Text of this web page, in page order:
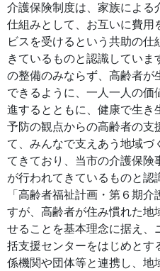
介護保険制度は、家族による
仕組みとして、お互いに費用
ビスを受けるという共助の
きているものと認識してい
の整備のみならず、高齢者が
できるように、一人一人の価
進するとともに、健康で生き
予防の観点からの高齢者の支
て、みんなで支えあう地域づ
てきており、当市の介護保険
が行われてきているものと認
「高齢者福祉計画・第６期
すが、高齢者が住み慣れた地
せることを基本理念に据え、
括支援センターをはじめとす
係機関や団体等と連携し、地